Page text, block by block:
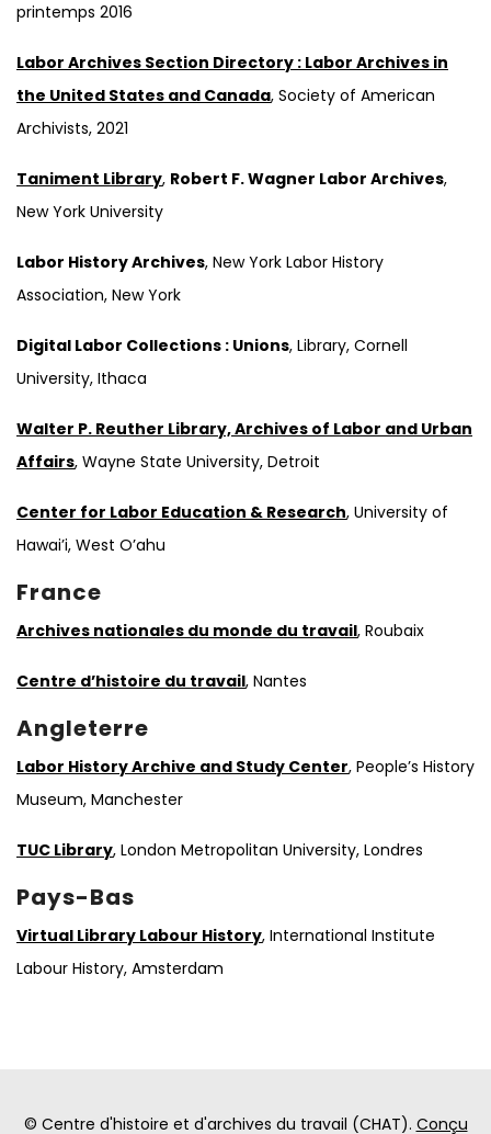
printemps 2016
Labor Archives Section Directory : Labor Archives in
the United States and Canada, Society of American
Archivists, 2021
Taniment Library, Robert F. Wagner Labor Archives,
New York University
Labor History Archives, New York Labor History
Association, New York
Digital Labor Collections : Unions, Library, Cornell
University, Ithaca
Walter P. Reuther Library, Archives of Labor and Urban
Affairs, Wayne State University, Detroit
Center for Labor Education & Research, University of
Hawai’i, West O’ahu
France
Archives nationales du monde du travail, Roubaix
Centre d’histoire du travail, Nantes
Angleterre
Labor History Archive and Study Center, People’s History
Museum, Manchester
TUC Library, London Metropolitan University, Londres
Pays-Bas
Virtual Library Labour History, International Institute
Labour History, Amsterdam
© Centre d'histoire et d'archives du travail (CHAT). Conçu